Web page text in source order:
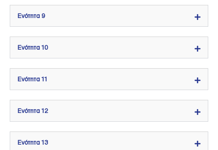
Ενότητα 9
Ενότητα 10
Ενότητα 11
Ενότητα 12
Ενότητα 13